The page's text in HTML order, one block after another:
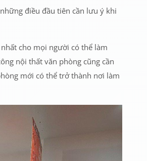
điều đầu tiên cần lưu ý khi
cho mọi người có thể làm
nội thất văn phòng cũng cần
mới có thể trở thành nơi làm